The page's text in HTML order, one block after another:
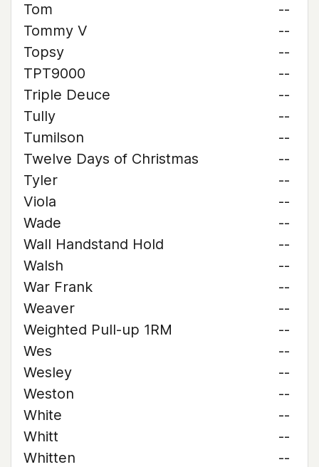
Tom
--
Tommy V
--
Topsy
--
TPT9000
--
Triple Deuce
--
Tully
--
Tumilson
--
Twelve Days of Christmas
--
Tyler
--
Viola
--
Wade
--
Wall Handstand Hold
--
Walsh
--
War Frank
--
Weaver
--
Weighted Pull-up 1RM
--
Wes
--
Wesley
--
Weston
--
White
--
Whitt
--
Whitten
--